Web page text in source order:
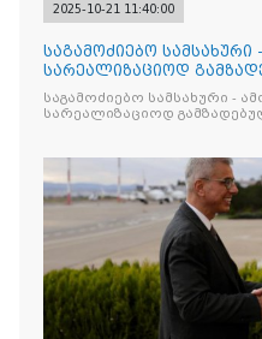
2025-10-21 11:40:00
საგამოძიებო
სარეალიზაციოდ
მეტი „Jacobs Monar
საგამოძიებო სამსახური -
სარეალიზაციოდ
„Raffaello”-ს სასაქონლო
ტკბილეული